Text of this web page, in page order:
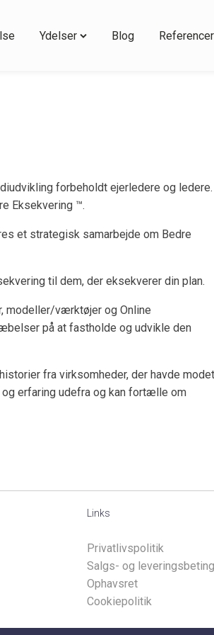
Ydelser Blog Referencer
forbeholdt ejerledere og ledere.
Eksekvering ™.
et strategisk samarbejde om Bedre
til dem, der eksekverer din plan.
modeller/værktøjer og Online
på at fastholde og udvikle den
fra virksomheder, der havde modet
erfaring udefra og kan fortælle om
Links
Privatlivspolitik
Salgs- og
Ophavsret
Cookiepolitik